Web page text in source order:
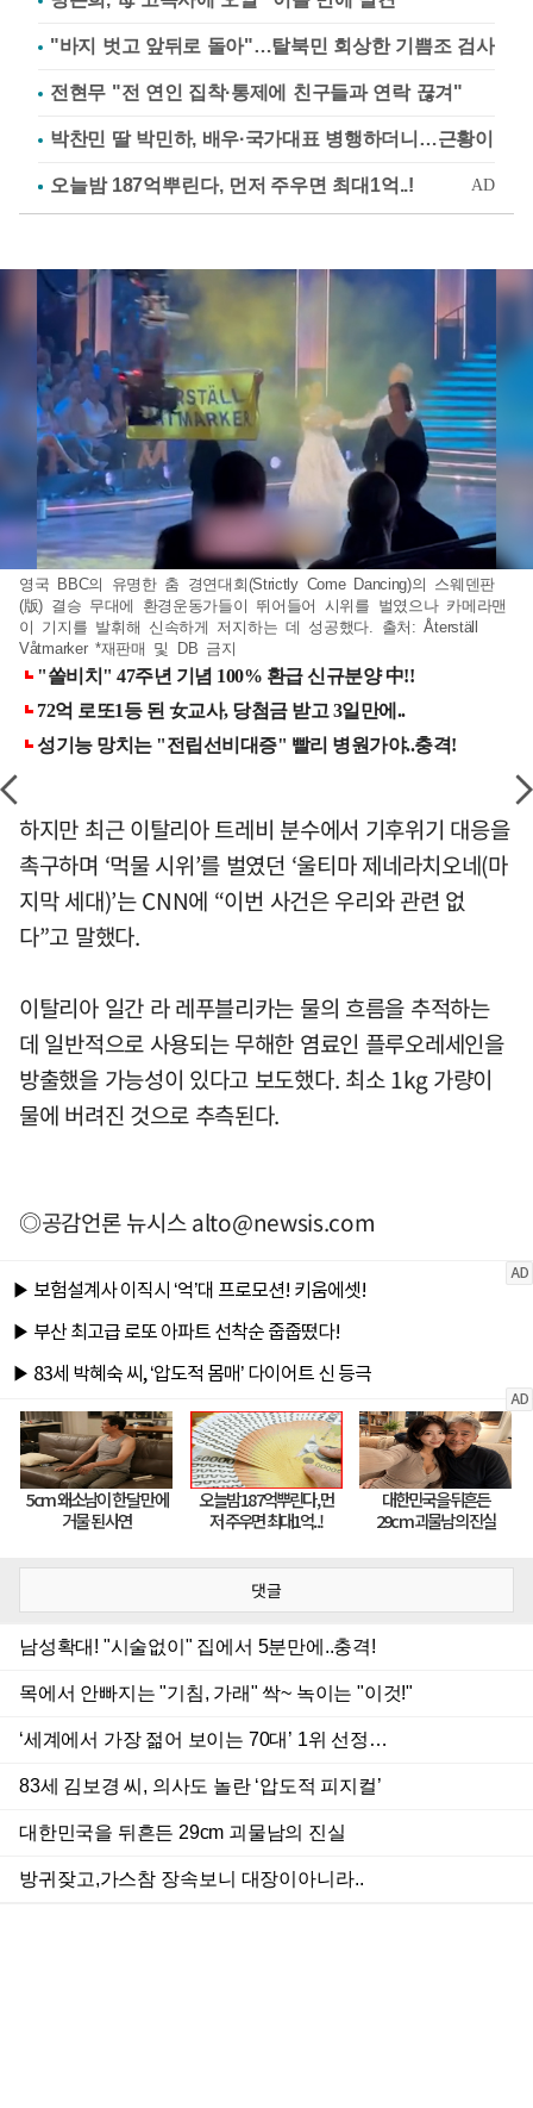
"바지 벗고 앞뒤로 돌아"…탈북민 회상한 기쁨조 검사
전현무 "전 연인 집착·통제에 친구들과 연락 끊겨"
박찬민 딸 박민하, 배우·국가대표 병행하더니…근황이
영국 BBC의 유명한 춤 경연대회(Strictly Come Dancing)의 스웨덴판
(版) 결승 무대에 환경운동가들이 뛰어들어 시위를 벌였으나 카메라맨
이 기지를 발휘해 신속하게 저지하는 데 성공했다. 출처: Återställ
Våtmarker *재판매 및 DB 금지
하지만 최근 이탈리아 트레비 분수에서 기후위기 대응을
촉구하며 ‘먹물 시위’를 벌였던 ‘울티마 제네라치오네(마
지막 세대)’는 CNN에 “이번 사건은 우리와 관련 없
다”고 말했다.
이탈리아 일간 라 레푸블리카는 물의 흐름을 추적하는
데 일반적으로 사용되는 무해한 염료인 플루오레세인을
방출했을 가능성이 있다고 보도했다. 최소 1kg 가량이
물에 버려진 것으로 추측된다.
◎공감언론 뉴시스alto@newsis.com
댓글